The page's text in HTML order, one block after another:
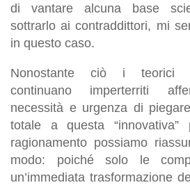
di vantare alcuna base
sottrarlo ai contraddittori, mi
in questo caso.
Nonostante ciò i teorici
continuano imperterriti
necessità e urgenza di
totale a questa “innovativa”
ragionamento possiamo
modo: poiché solo le
un’immediata trasformazione